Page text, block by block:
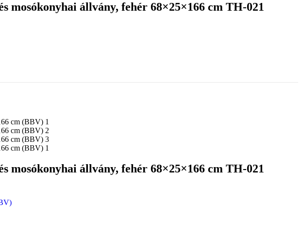
mosókonyhai állvány, fehér 68×25×166 cm TH-021
mosókonyhai állvány, fehér 68×25×166 cm TH-021